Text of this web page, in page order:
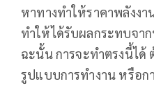
หาทางทำให้ราคาพลังง
ทำให้ได้รับผลกระทบจา
ฉะนั้น การจะทำตรงนี้ได้
รูปแบบการทำงาน หรือก